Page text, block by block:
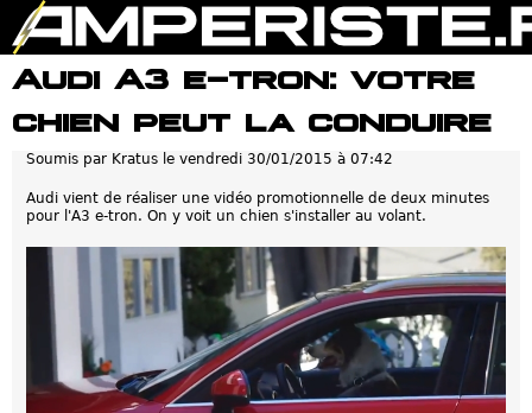
Audi A3 e-tron: votre
chien peut la conduire
Soumis par Kratus le vendredi 30/01/2015 à 07:42
Audi vient de réaliser une vidéo promotionnelle de deux minutes
pour l'A3 e-tron. On y voit un chien s'installer au volant.